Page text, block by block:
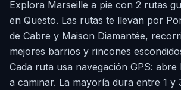
Explora Marseille a pie con 2 rutas
en Questo. Las rutas te llevan por
de Cabre y Maison Diamantée,
mejores barrios y rincones
Cada ruta usa navegación GPS: abre
a caminar. La mayoría dura entre 1 y